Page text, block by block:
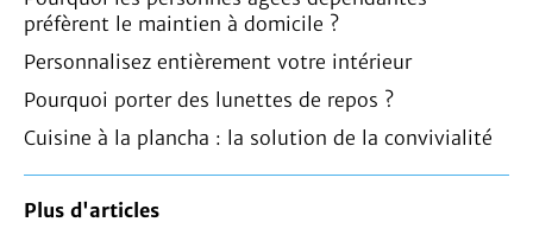
préfèrent le maintien à domicile ?
Personnalisez entièrement votre intérieur
Pourquoi porter des lunettes de repos ?
Cuisine à la plancha : la solution de la convivialité
Plus d'articles